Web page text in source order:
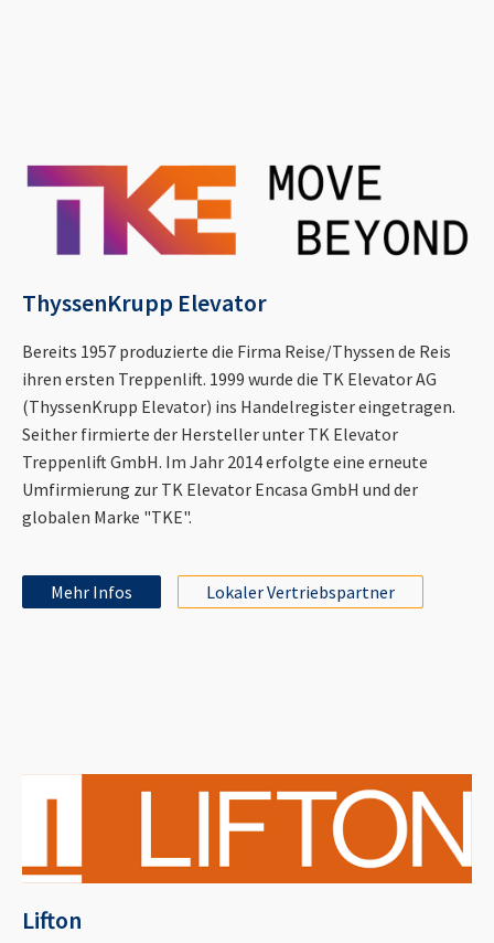
ThyssenKrupp Elevator
Bereits 1957 produzierte die Firma Reise/Thyssen de Reis
ihren ersten Treppenlift. 1999 wurde die TK Elevator AG
(ThyssenKrupp Elevator) ins Handelregister eingetragen.
Seither firmierte der Hersteller unter TK Elevator
Treppenlift GmbH. Im Jahr 2014 erfolgte eine erneute
Umfirmierung zur TK Elevator Encasa GmbH und der
globalen Marke "TKE".
Mehr Infos Lokaler Vertriebspartner
Lifton